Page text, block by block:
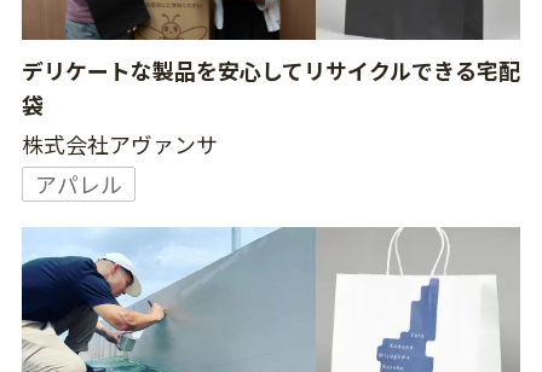
デリケートな製品を安心してリサイクルできる宅配
袋
株式会社アヴァンサ
アパレル